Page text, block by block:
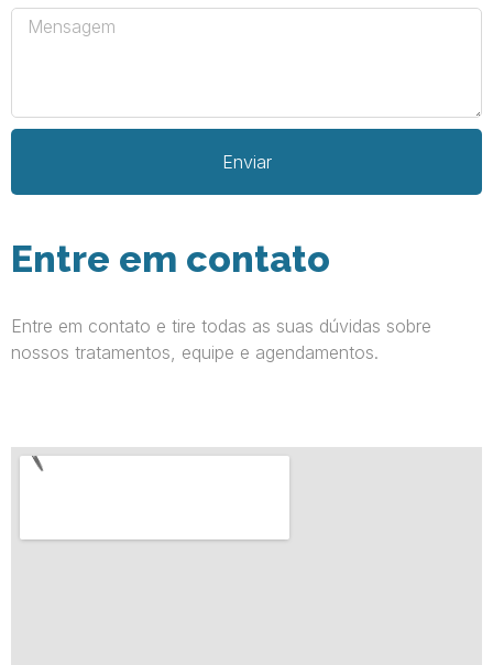
Enviar
Entre em contato
Entre em contato e tire todas as suas dúvidas sobre
nossos tratamentos, equipe e agendamentos.